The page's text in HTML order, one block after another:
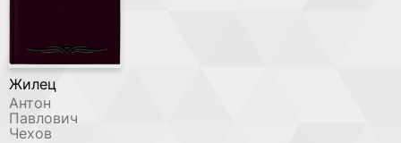
Жилец
Антон
Павлович
Чехов